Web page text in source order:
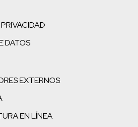
DATOS
EXTERNOS
EN LÍNEA